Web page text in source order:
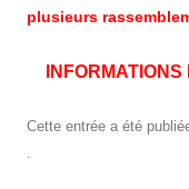
plusieurs
Cette entrée a été
.